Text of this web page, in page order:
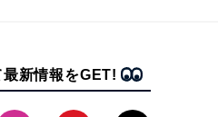
新情報をGET!